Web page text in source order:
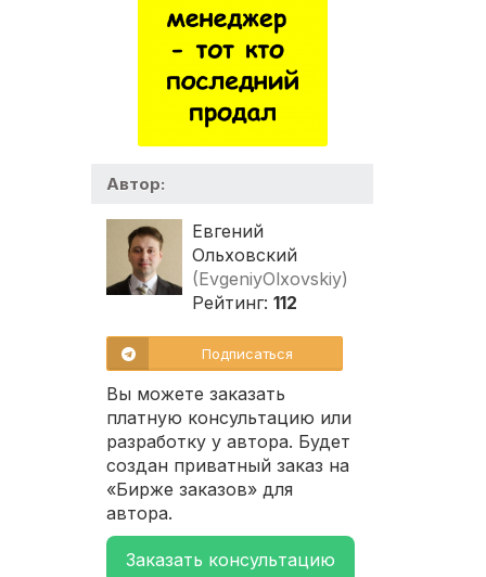
Автор:
Евгений
Ольховский
(EvgeniyOlxovskiy)
Рейтинг: 112
Подписаться
Вы можете заказать
платную консультацию или
разработку у автора. Будет
создан приватный заказ на
«Бирже заказов» для
автора.
Заказать консультацию